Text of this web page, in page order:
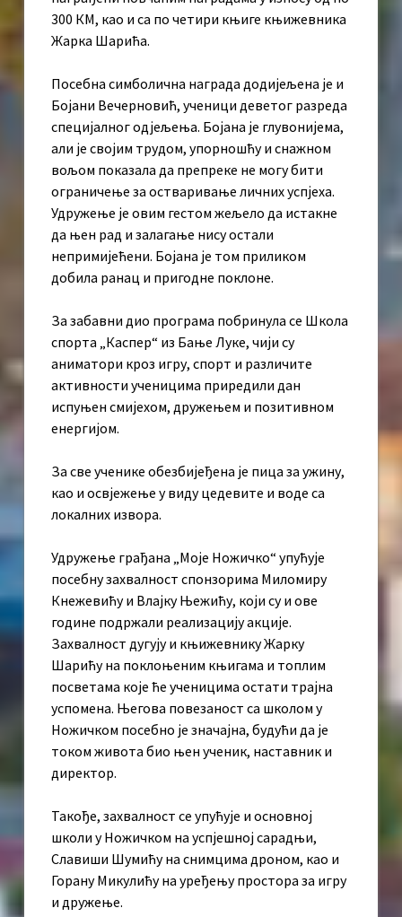
300 КМ, као и са по четири књиге књижевника
Жарка Шарића.
Посебна симболична награда додијељена је и
Бојани Вечерновић, ученици деветог разреда
специјалног одјељења. Бојана је глувонијема,
али је својим трудом, упорношћу и снажном
вољом показала да препреке не могу бити
ограничење за остваривање личних успјеха.
Удружење је овим гестом жељело да истакне
да њен рад и залагање нису остали
непримијећени. Бојана је том приликом
добила ранац и пригодне поклоне.
За забавни дио програма побринула се Школа
спорта „Каспер“ из Бање Луке, чији су
аниматори кроз игру, спорт и различите
активности ученицима приредили дан
испуњен смијехом, дружењем и позитивном
енергијом.
За све ученике обезбијеђена је пица за ужину,
као и освјежење у виду цедевите и воде са
локалних извора.
Удружење грађана „Моје Ножичко“ упућује
посебну захвалност спонзорима Миломиру
Кнежевићу и Влајку Њежићу, који су и ове
године подржали реализацију акције.
Захвалност дугују и књижевнику Жарку
Шарићу на поклоњеним књигама и топлим
посветама које ће ученицима остати трајна
успомена. Његова повезаност са школом у
Ножичком посебно је значајна, будући да је
током живота био њен ученик, наставник и
директор.
Такође, захвалност се упућује и основној
школи у Ножичком на успјешној сарадњи,
Славиши Шумићу на снимцима дроном, као и
Горану Микулићу на уређењу простора за игру
и дружење.